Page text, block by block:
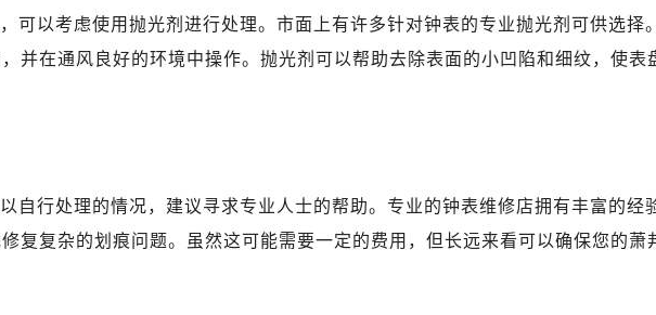
中山东路39号勒泰中心写字楼B座13层07室（需提前预约）
辉区中央街萧邦售后服务中心（需提前预约）
东安区太平路萧邦售后服务中心（需提前预约）
可以考虑使用抛光剂进行处理。市面上有许多针对钟表的专业抛光剂可供选择
并在通风良好的环境中操作。抛光剂可以帮助去除表面的小凹陷和细纹，使表
自行处理的情况，建议寻求专业人士的帮助。专业的钟表维修店拥有丰富的经
复复杂的划痕问题。虽然这可能需要一定的费用，但长远来看可以确保您的萧